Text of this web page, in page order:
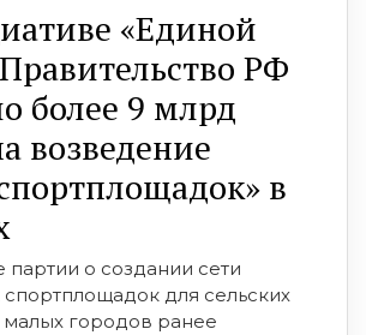
«Единой
РФ
более 9 млрд
возведение
в
о создании сети
для сельских
городов ранее